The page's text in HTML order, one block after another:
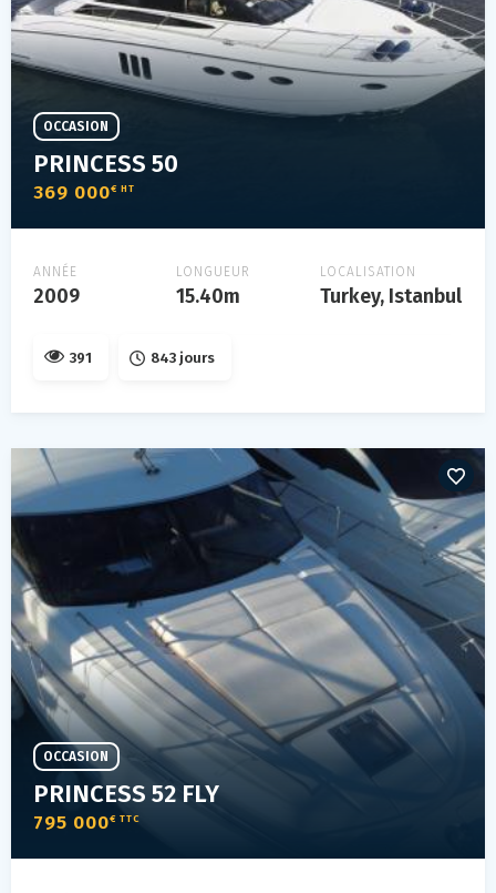
PRINCESS 50
369 000€ HT
OCCASION
ANNÉE
2009
LONGUEUR
15.40m
LOCALISATION
Turkey, Istanbul
391 843 jours
PRINCESS 52 FLY
795 000€ TTC
OCCASION